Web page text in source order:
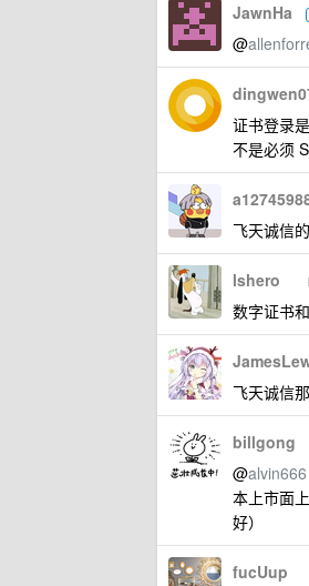
JawnHa
@
证书登录
不是必须
飞天诚信
lshero
数字证书
飞天诚信
billgong
@alvin666
本上市面
好）
fucUup